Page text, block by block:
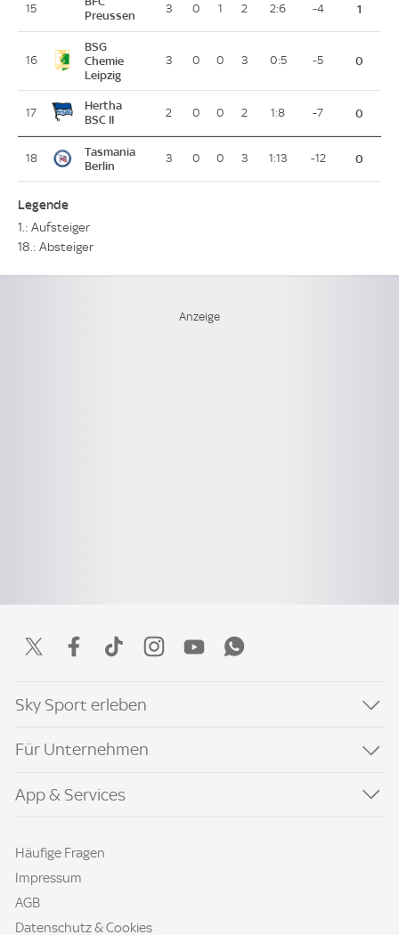
15
Preussen
3 0 1 2 2:6 -4 1
16
BSG
Chemie
Leipzig
3 0 0 3 0:5 -5 0
17
Hertha
BSC II
2 0 0 2 1:8 -7 0
18
Tasmania
Berlin
3 0 0 3 1:13 -12 0
Legende
1.: Aufsteiger
18.: Absteiger
Sky Sport erleben
Für Unternehmen
App & Services
Häufige Fragen
Impressum
AGB
Datenschutz & Cookies